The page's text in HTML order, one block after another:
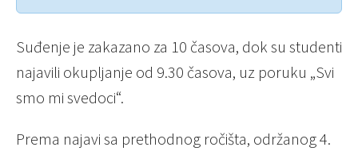
Suđenje je zakazano za 10 časova, dok su studenti
najavili okupljanje od 9.30 časova, uz poruku „Svi
smo mi svedoci“.
Prema najavi sa prethodnog ročišta, održanog 4.